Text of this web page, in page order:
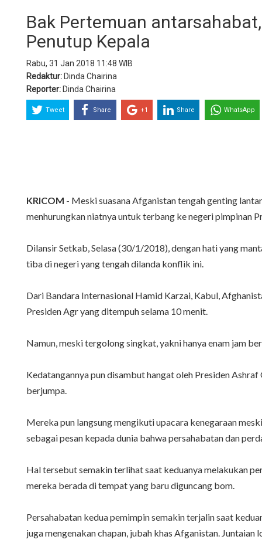
Bak Pertemuan
Penutup Kepala
Rabu, 31 Jan 2018 11:48 WIB
Redaktur: Dinda Chairina
Reporter: Dinda Chairina
Tweet Share +1 Share WhatsApp
KRICOM - Meski suasana Afganistan tengah genting
menhurungkan niatnya untuk terbang ke negeri pimpinan
Dilansir Setkab, Selasa (30/1/2018), dengan hati yang
tiba di negeri yang tengah dilanda konflik ini.
Dari Bandara Internasional Hamid Karzai, Kabul,
Presiden Agr yang ditempuh selama 10 menit.
Namun, meski tergolong singkat, yakni hanya enam jam
Kedatangannya pun disambut hangat oleh Presiden
berjumpa.
Mereka pun langsung mengikuti upacara kenegaraan
sebagai pesan kepada dunia bahwa persahabatan dan
Hal tersebut semakin terlihat saat keduanya melakukan
mereka berada di tempat yang baru diguncang bom.
Persahabatan kedua pemimpin semakin terjalin saat
juga mengenakan chapan, jubah khas Afganistan.